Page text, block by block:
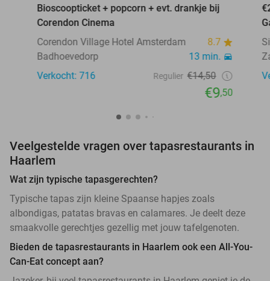
Bioscoopticket + popcorn + evt. drankje bij
Corendon Cinema
Corendon Village Hotel Amsterdam
8.7
Badhoevedorp
13 min.
Verkocht: 716
Regulier €14,50
€9,50
Veelgestelde vragen over tapasrestaurants in
Haarlem
Wat zijn typische tapasgerechten?
Typische tapas zijn kleine Spaanse hapjes zoals
albondigas, patatas bravas en calamares. Je deelt deze
smaakvolle gerechtjes gezellig met jouw tafelgenoten.
Bieden de tapasrestaurants in Haarlem ook een All-You-
Can-Eat concept aan?